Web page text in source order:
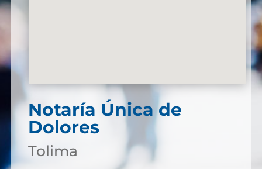
Notaría Única de
Dolores
Tolima